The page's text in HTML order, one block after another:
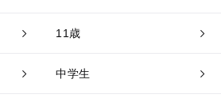
11歳
中学生